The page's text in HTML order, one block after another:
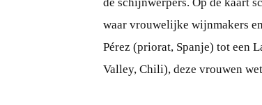
waar vrouwelijke wijnmakers
Pérez (priorat, Spanje) tot een
Valley, Chili), deze vrouwen